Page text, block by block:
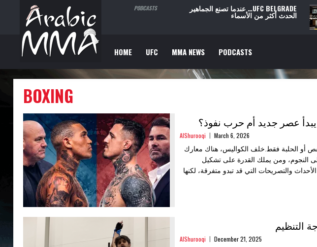
PODCASTS UFC BELGRADE… عندما تصنع الجماهير
الحدث أكثر من الأسماء
HOME UFC MMA NEWS PODCASTS
BOXING
AlShurooqi March 6, 2026
أو الحلبة فقط.خلف الكواليس، هناك معارك
النجوم، ومن يملك القدرة على تشكيل
والتصريحات التي قد تبدو متفرقة، لكنها
التنظيم
AlShurooqi December 21, 2025